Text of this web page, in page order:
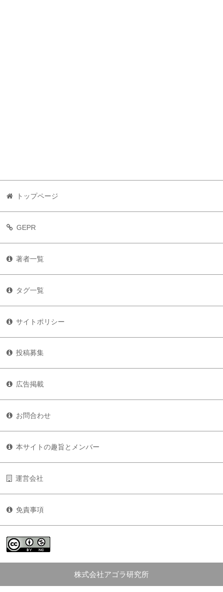
トップページ
GEPR
著者一覧
タグ一覧
サイトポリシー
投稿募集
広告掲載
お問合わせ
本サイトの趣旨とメンバー
運営会社
免責事項
株式会社アゴラ研究所